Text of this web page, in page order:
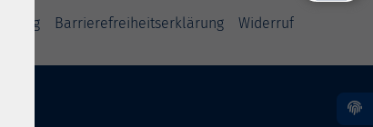
Barrierefreiheitserklärung Widerruf